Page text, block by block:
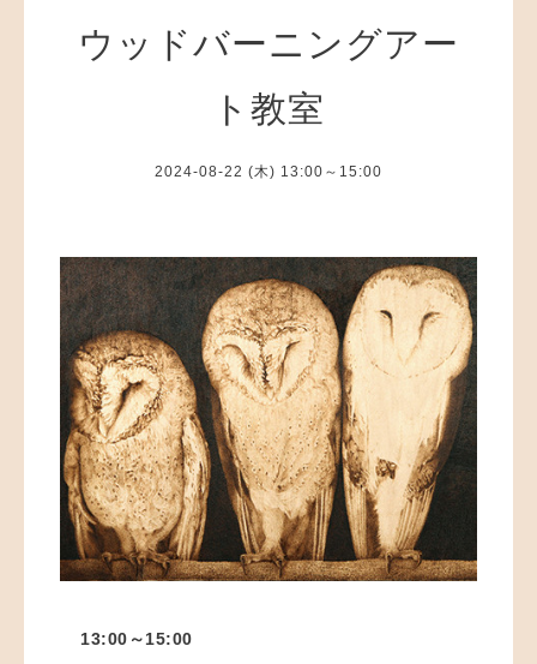
ウッドバーニングアー
ト教室
2024-08-22 (木) 13:00～15:00
13:00～15:00